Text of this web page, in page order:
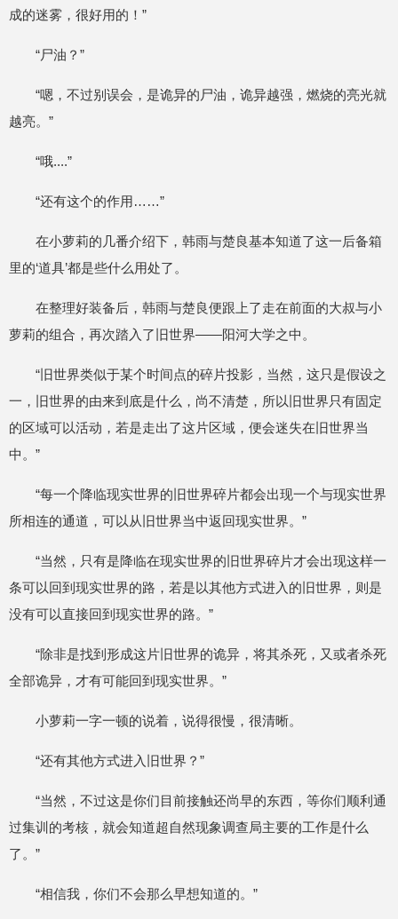
成的迷雾，很好用的！”
“尸油？”
“嗯，不过别误会，是诡异的尸油，诡异越强，燃烧的亮光就
越亮。”
“哦....”
“还有这个的作用……”
在小萝莉的几番介绍下，韩雨与楚良基本知道了这一后备箱
里的‘道具’都是些什么用处了。
在整理好装备后，韩雨与楚良便跟上了走在前面的大叔与小
萝莉的组合，再次踏入了旧世界——阳河大学之中。
“旧世界类似于某个时间点的碎片投影，当然，这只是假设之
一，旧世界的由来到底是什么，尚不清楚，所以旧世界只有固定
的区域可以活动，若是走出了这片区域，便会迷失在旧世界当
中。”
“每一个降临现实世界的旧世界碎片都会出现一个与现实世界
所相连的通道，可以从旧世界当中返回现实世界。”
“当然，只有是降临在现实世界的旧世界碎片才会出现这样一
条可以回到现实世界的路，若是以其他方式进入的旧世界，则是
没有可以直接回到现实世界的路。”
“除非是找到形成这片旧世界的诡异，将其杀死，又或者杀死
全部诡异，才有可能回到现实世界。”
小萝莉一字一顿的说着，说得很慢，很清晰。
“还有其他方式进入旧世界？”
“当然，不过这是你们目前接触还尚早的东西，等你们顺利通
过集训的考核，就会知道超自然现象调查局主要的工作是什么
了。”
“相信我，你们不会那么早想知道的。”